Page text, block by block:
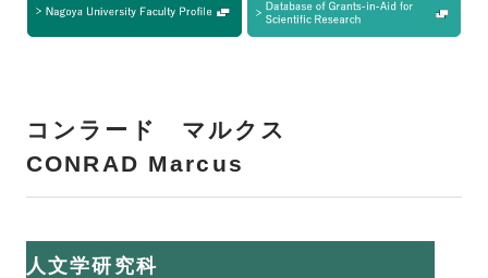
コンラード マルクス
CONRAD Marcus
人文学研究科